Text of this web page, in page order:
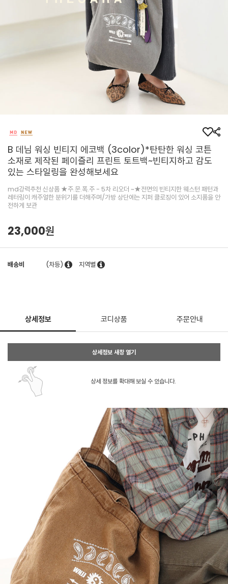
B 데님 워싱 빈티지 에코백 (3color)*탄탄한 워싱 코튼
소재로 제작된 페이즐리 프린트 토트백~빈티지하고 감도
있는 스타일링을 완성해보세요
md강력추천 신상품 ★주.문.폭.주 - 5차 리오더 ~★전면의 빈티지한 웨스턴 패턴과
레터링이 캐주얼한 분위기를 더해주며/가방 상단에는 지퍼 클로징이 있어 소지품을 안
전하게 보관
23,000원
배송비 (차등) 지역별
상세정보 코디상품 주문안내
상세정보 새창 열기
상세 정보를 확대해 보실 수 있습니다.